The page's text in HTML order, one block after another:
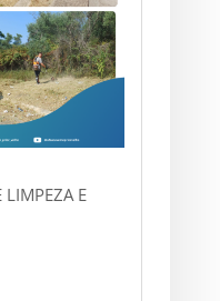
LIMPEZA E